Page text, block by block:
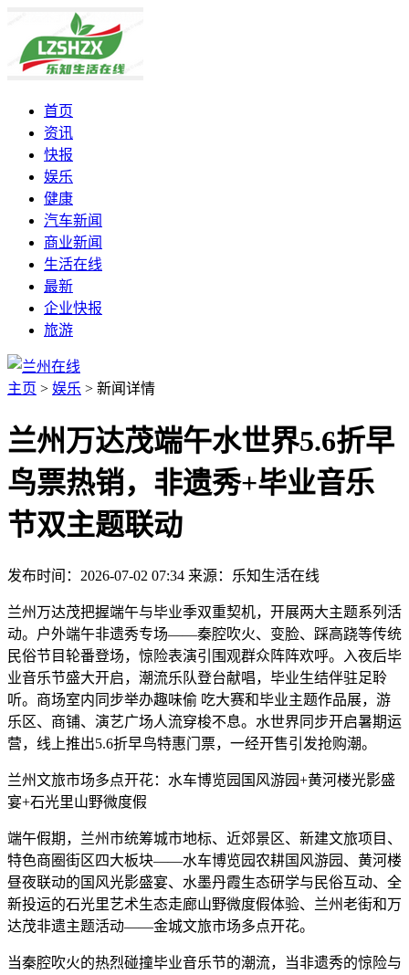
首页
资讯
快报
娱乐
健康
汽车新闻
商业新闻
生活在线
最新
企业快报
旅游
主页 > 娱乐 > 新闻详情
兰州万达茂端午水世界5.6折早
鸟票热销，非遗秀+毕业音乐
节双主题联动
发布时间：2026-07-02 07:34 来源：乐知生活在线
兰州万达茂把握端午与毕业季双重契机，开展两大主题系列活
动。户外端午非遗秀专场——秦腔吹火、变脸、踩高跷等传统
民俗节目轮番登场，惊险表演引围观群众阵阵欢呼。入夜后毕
业音乐节盛大开启，潮流乐队登台献唱，毕业生结伴驻足聆
听。商场室内同步举办趣味偷 吃大赛和毕业主题作品展，游
乐区、商铺、演艺广场人流穿梭不息。水世界同步开启暑期运
营，线上推出5.6折早鸟特惠门票，一经开售引发抢购潮。
兰州文旅市场多点开花：水车博览园国风游园+黄河楼光影盛
宴+石光里山野微度假
端午假期，兰州市统筹城市地标、近郊景区、新建文旅项目、
特色商圈街区四大板块——水车博览园农耕国风游园、黄河楼
昼夜联动的国风光影盛宴、水墨丹霞生态研学与民俗互动、全
新投运的石光里艺术生态走廊山野微度假体验、兰州老街和万
达茂非遗主题活动——金城文旅市场多点开花。
当秦腔吹火的热烈碰撞毕业音乐节的潮流，当非遗秀的惊险与